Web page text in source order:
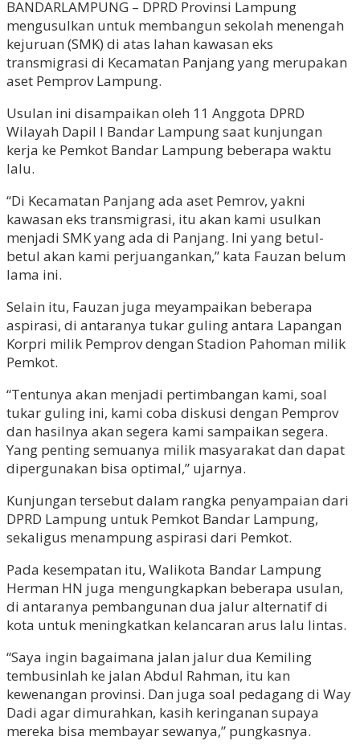
BANDARLAMPUNG – DPRD Provinsi Lampung
mengusulkan untuk membangun sekolah menengah
kejuruan (SMK) di atas lahan kawasan eks
transmigrasi di Kecamatan Panjang yang merupakan
aset Pemprov Lampung.
Usulan ini disampaikan oleh 11 Anggota DPRD
Wilayah Dapil I Bandar Lampung saat kunjungan
kerja ke Pemkot Bandar Lampung beberapa waktu
lalu.
“Di Kecamatan Panjang ada aset Pemrov, yakni
kawasan eks transmigrasi, itu akan kami usulkan
menjadi SMK yang ada di Panjang. Ini yang betul-
betul akan kami perjuangankan,” kata Fauzan belum
lama ini.
Selain itu, Fauzan juga meyampaikan beberapa
aspirasi, di antaranya tukar guling antara Lapangan
Korpri milik Pemprov dengan Stadion Pahoman milik
Pemkot.
“Tentunya akan menjadi pertimbangan kami, soal
tukar guling ini, kami coba diskusi dengan Pemprov
dan hasilnya akan segera kami sampaikan segera.
Yang penting semuanya milik masyarakat dan dapat
dipergunakan bisa optimal,” ujarnya.
Kunjungan tersebut dalam rangka penyampaian dari
DPRD Lampung untuk Pemkot Bandar Lampung,
sekaligus menampung aspirasi dari Pemkot.
Pada kesempatan itu, Walikota Bandar Lampung
Herman HN juga mengungkapkan beberapa usulan,
di antaranya pembangunan dua jalur alternatif di
kota untuk meningkatkan kelancaran arus lalu lintas.
“Saya ingin bagaimana jalan jalur dua Kemiling
tembusinlah ke jalan Abdul Rahman, itu kan
kewenangan provinsi. Dan juga soal pedagang di Way
Dadi agar dimurahkan, kasih keringanan supaya
mereka bisa membayar sewanya,” pungkasnya.